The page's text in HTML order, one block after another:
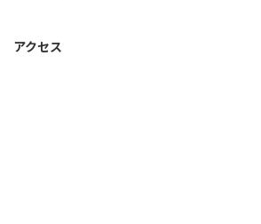
アクセス